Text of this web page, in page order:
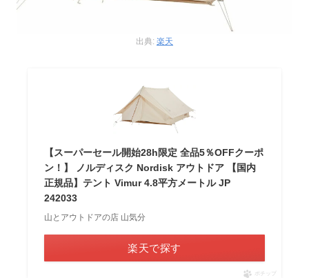
出典: 楽天
【スーパーセール開始28h限定 全品5％OFFクーポ
ン！】 ノルディスク Nordisk アウトドア 【国内
正規品】テント Vimur 4.8平方メートル JP
242033
山とアウトドアの店 山気分
楽天で探す
ポチップ